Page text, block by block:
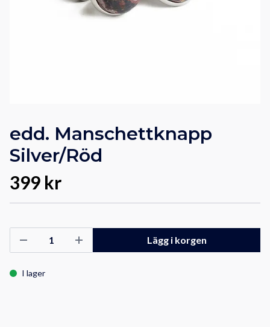
edd. Manschettknapp
Silver/Röd
399 kr
Lägg i korgen
I lager